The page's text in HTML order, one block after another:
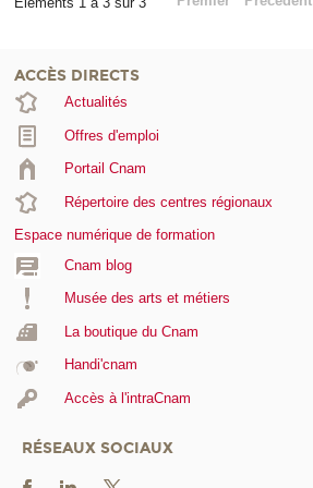
ACCÈS DIRECTS
Actualités
Offres d'emploi
Portail Cnam
Répertoire des centres régionaux
Espace numérique de formation
Cnam blog
Musée des arts et métiers
La boutique du Cnam
Handi'cnam
Accès à l'intraCnam
RÉSEAUX SOCIAUX